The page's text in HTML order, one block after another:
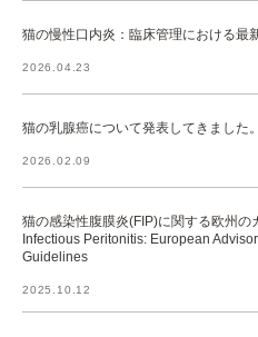
猫の慢性口内炎：臨床管理における最
2026.04.23
猫の乳腺癌について発表してきました。
2026.02.09
猫の感染性腹膜炎(FIP)に関する欧州
Infectious Peritonitis: European
Guidelines
2025.10.12